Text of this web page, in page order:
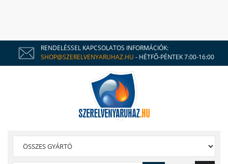
RENDELÉSSEL KAPCSOLATOS INFORMÁCIÓK:
SHOP@SZERELVENYARUHAZ.HU - HÉTFŐ-PÉNTEK 7:00-16:00